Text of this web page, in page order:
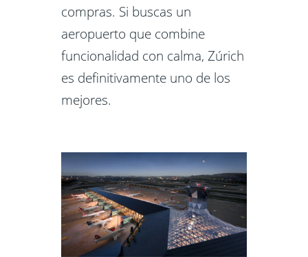
compras. Si buscas un
aeropuerto que combine
funcionalidad con calma, Zúrich
es definitivamente uno de los
mejores.